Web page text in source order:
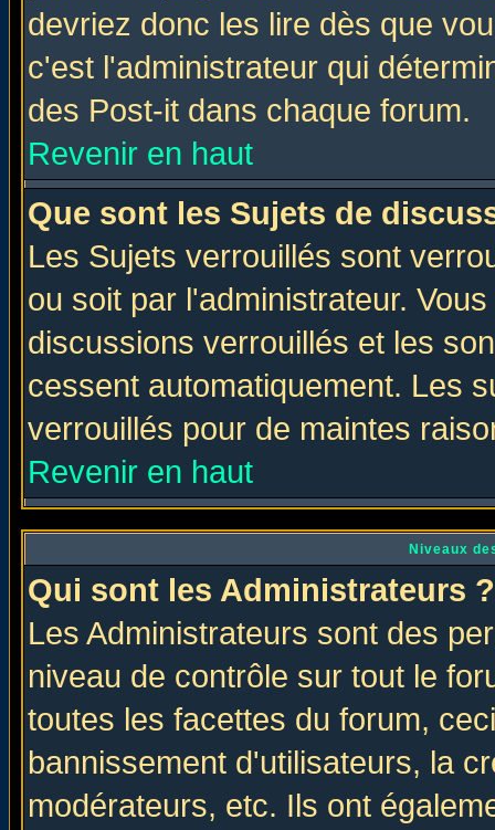
devriez donc les lire dès que
c'est l'administrateur qui
des Post-it dans chaque forum.
Revenir en haut
Que sont les Sujets de
Les Sujets verrouillés sont
ou soit par l'administrateur.
discussions verrouillés et les
cessent automatiquement. Les
verrouillés pour de maintes
Revenir en haut
Niveaux
Qui sont les Administrateurs ?
Les Administrateurs sont des
niveau de contrôle sur tout le
toutes les facettes du forum,
bannissement d'utilisateurs, la
modérateurs, etc. Ils ont